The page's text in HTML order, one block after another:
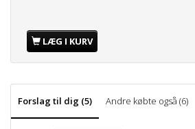
LÆG I KURV
Forslag til dig (5) Andre købte også (6)